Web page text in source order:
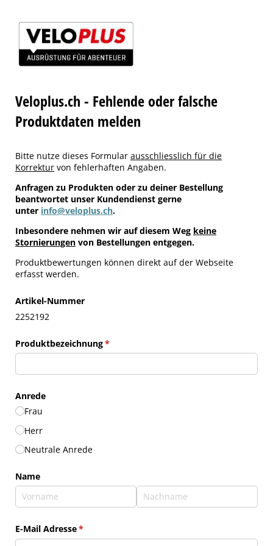
Veloplus.ch - Fehlende oder falsche
Produktdaten melden
Bitte nutze dieses Formular ausschliesslich für die
Korrektur von fehlerhaften Angaben.
Anfragen zu Produkten oder zu deiner Bestellung
beantwortet unser Kundendienst gerne
unter info@veloplus.ch.
Inbesondere nehmen wir auf diesem Weg keine
Stornierungen von Bestellungen entgegen.
Produktbewertungen können direkt auf der Webseite
erfasst werden.
Artikel-Nummer
2252192
Produktbezeichnung*
(erforderlich)
Anrede
Frau
Herr
Neutrale Anrede
Name
E-Mail Adresse*
(erforderlich)